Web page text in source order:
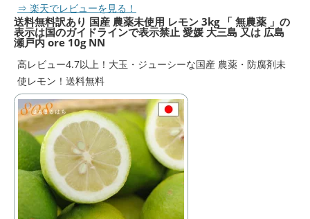
⇒ 楽天でレビューを見る！
送料無料訳あり 国産 農薬未使用 レモン 3kg 「 無農薬 」の
表示は国のガイドラインで表示禁止 愛媛 大三島 又は 広島
瀬戸内 ore 10g NN
高レビュー4.7以上！大玉・ジューシーな国産 農薬・防腐剤未
使レモン！送料無料